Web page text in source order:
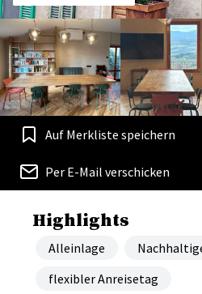
Auf Merkliste speichern
Per E-Mail verschicken
Highlights
Alleinlage
flexibler Anreisetag